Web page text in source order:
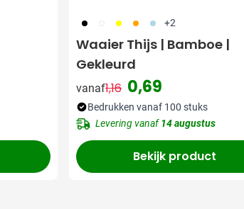
001 002 006 007 018 +2
Waaier Thijs | Bamboe |
Gekleurd
vanaf
Normale prijs
1,16 0,69
Bedrukken vanaf 100 stuks
Levering vanaf14 augustus
Bekijk product